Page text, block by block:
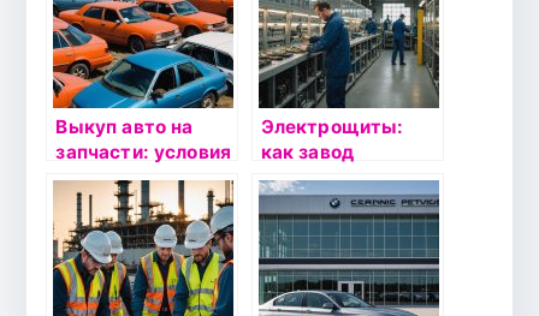
Выкуп авто на
запчасти: условия
сдачи в скупку и
преимущества,
продажа по
выгодной
стоимости
Электрощиты:
как завод
электротехническ
ого оборудования
Sibelz
устанавливает
стандарты
качества